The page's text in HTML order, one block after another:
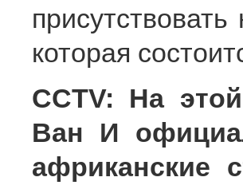
которая
CCTV: На
Ван И
африканские